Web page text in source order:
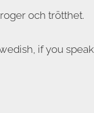
och trötthet.
if you